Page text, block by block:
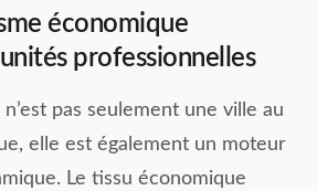
économique
professionnelles
n’est pas seulement une ville au
elle est également un moteur
Le tissu économique